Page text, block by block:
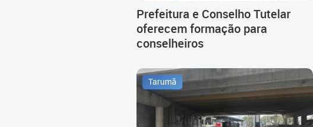
Prefeitura e Conselho Tutelar
oferecem formação para
conselheiros
Tarumã